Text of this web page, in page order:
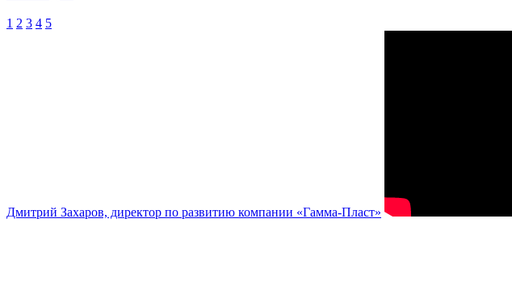
1 2 3 4 5
Дмитрий Захаров, директор по развитию компании «Гамма-Пласт»